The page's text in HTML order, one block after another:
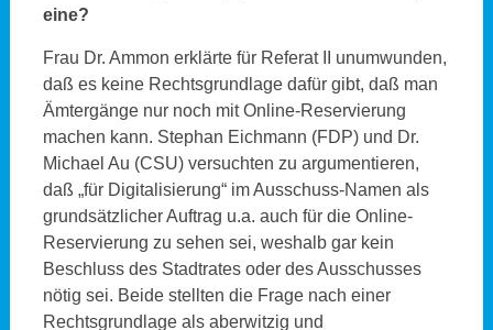
eine?
Frau Dr. Ammon erklärte für Referat II unumwunden,
daß es keine Rechtsgrundlage dafür gibt, daß man
Ämtergänge nur noch mit Online-Reservierung
machen kann. Stephan Eichmann (FDP) und Dr.
Michael Au (CSU) versuchten zu argumentieren,
daß „für Digitalisierung“ im Ausschuss-Namen als
grundsätzlicher Auftrag u.a. auch für die Online-
Reservierung zu sehen sei, weshalb gar kein
Beschluss des Stadtrates oder des Ausschusses
nötig sei. Beide stellten die Frage nach einer
Rechtsgrundlage als aberwitzig und